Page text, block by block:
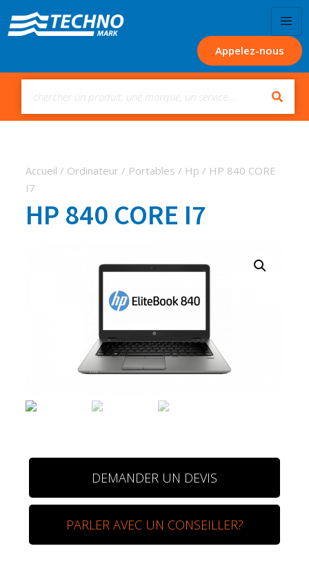
Appelez-nous
Accueil / Ordinateur / Portables / Hp / HP 840 CORE
I7
HP 840 CORE I7
DEMANDER UN DEVIS
PARLER AVEC UN CONSEILLER?